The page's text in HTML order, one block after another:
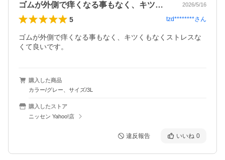
ゴムが外側で痒くなる事もなく、キツくも… 2026/5/16
5 tzd********さん
ゴムが外側で痒くなる事もなく、キツくもなくストレスな
くて良いです。
購入した商品
カラー/グレー、サイズ/3L
購入したストア
ニッセン Yahoo!店
違反報告 いいね 0